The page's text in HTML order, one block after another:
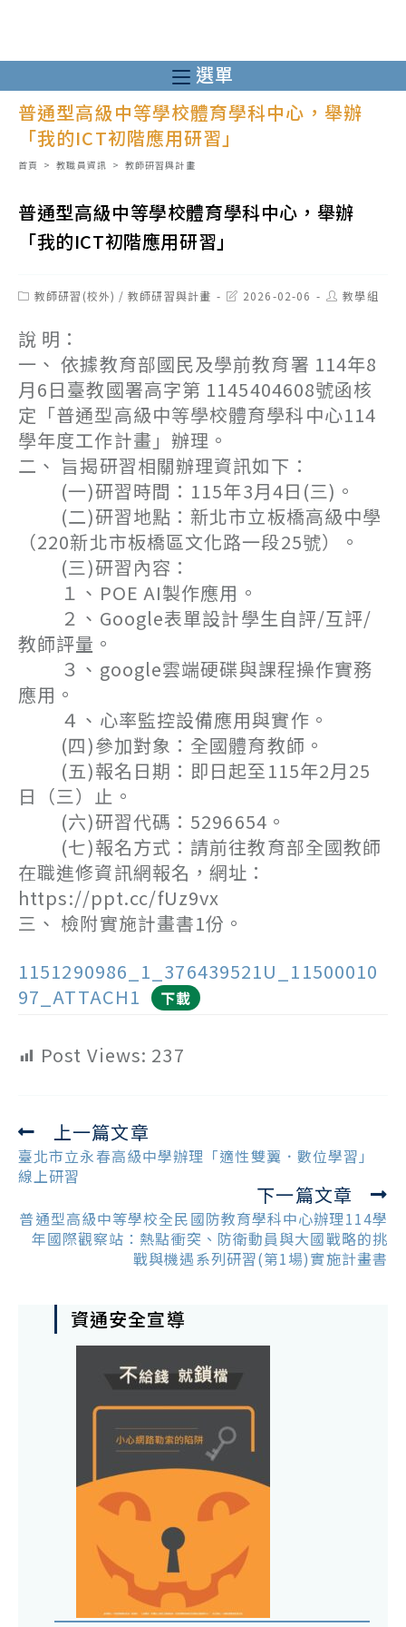
至
主
選單
普通型高級中等學校體育學科中心，舉辦
「我的ICT初階應用研習」
首頁 > 教職員資訊 > 教師研習與計畫
普通型高級中等學校體育學科中心，舉辦
「我的ICT初階應用研習」
Post教師研習(校外) / 教師研習與計畫
Post2026-02-06
Post教學組
說 明：
一、 依據教育部國民及學前教育署 114年8
月6日臺教國署高字第 1145404608號函核
定「普通型高級中等學校體育學科中心114
學年度工作計畫」辦理。
二、 旨揭研習相關辦理資訊如下：
(一)研習時間：115年3月4日(三)。
(二)研習地點：新北市立板橋高級中學
（220新北市板橋區文化路一段25號）。
(三)研習內容：
１、POE AI製作應用。
２、Google表單設計學生自評/互評/
教師評量。
３、google雲端硬碟與課程操作實務
應用。
４、心率監控設備應用與實作。
(四)參加對象：全國體育教師。
(五)報名日期：即日起至115年2月25
日（三）止。
(六)研習代碼：5296654。
(七)報名方式：請前往教育部全國教師
在職進修資訊網報名，網址：
https://ppt.cc/fUz9vx
三、 檢附實施計畫書1份。
1151290986_1_376439521U_11500010
97_ATTACH1
下載
Post Views: 237
Read
more
articles
上一篇文章
臺北市立永春高級中學辦理「適性雙翼．數位學習」
線上研習
下一篇文章
普通型高級中等學校全民國防教育學科中心辦理114學
年國際觀察站：熱點衝突、防衛動員與大國戰略的挑
戰與機遇系列研習(第1場)實施計畫書
資通安全宣導